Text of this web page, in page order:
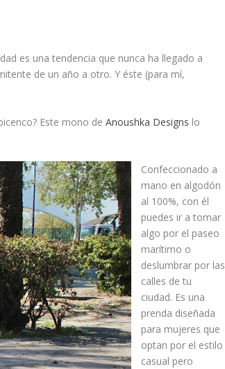
es una tendencia que nunca ha llegado a
de un año a otro. Y éste (para mí,
? Este mono deAnoushka Designs lo
Confeccionado a
mano en algodón
al 100%, con él
puedes ir a tomar
algo por el paseo
marítimo o
deslumbrar por las
calles de tu
ciudad. Es una
prenda diseñada
para mujeres que
optan por el estilo
casual pero